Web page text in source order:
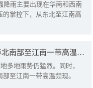
降雨主要出现在华南和西南
掌控下，从东北至江南高
四川陕西等地需警惕降雨叠加致灾 华北南部至江南一带高温频现
多地雨势仍猛烈。同时，
至江南一带高温频现。